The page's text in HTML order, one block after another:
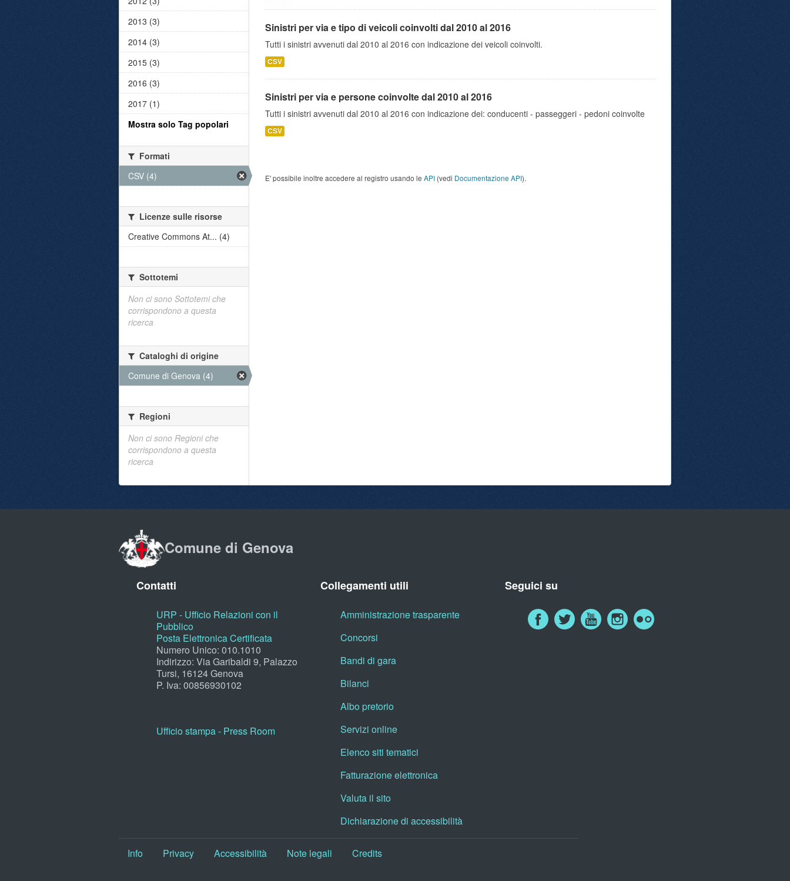
Sinistri per via e tipo di veicoli coinvolti dal 2010 al 2016
Tutti i sinistri avvenuti dal 2010 al 2016 con indicazione dei veicoli coinvolti.
CSV
Sinistri per via e persone coinvolte dal 2010 al 2016
Tutti i sinistri avvenuti dal 2010 al 2016 con indicazione dei: conducenti - passeggeri - pedoni coinvolte
CSV
E' possibile inoltre accedere al registro usando le API (vedi Documentazione API).
2013 (3)
2014 (3)
2015 (3)
2016 (3)
2017 (1)
Mostra solo Tag popolari
Formati
CSV (4)
Licenze sulle risorse
Creative Commons At... (4)
Sottotemi
Non ci sono Sottotemi che
corrispondono a questa
ricerca
Cataloghi di origine
Comune di Genova (4)
Regioni
Non ci sono Regioni che
corrispondono a questa
ricerca
Comune di Genova
Contatti
URP - Ufficio Relazioni con il
Pubblico
Posta Elettronica Certificata
Numero Unico: 010.1010
Indirizzo: Via Garibaldi 9, Palazzo
Tursi, 16124 Genova
P. Iva: 00856930102
Ufficio stampa - Press Room
Collegamenti utili
Amministrazione trasparente
Concorsi
Bandi di gara
Bilanci
Albo pretorio
Servizi online
Elenco siti tematici
Fatturazione elettronica
Valuta il sito
Dichiarazione di accessibilità
Seguici su
Info Privacy Accessibilità Note legali Credits